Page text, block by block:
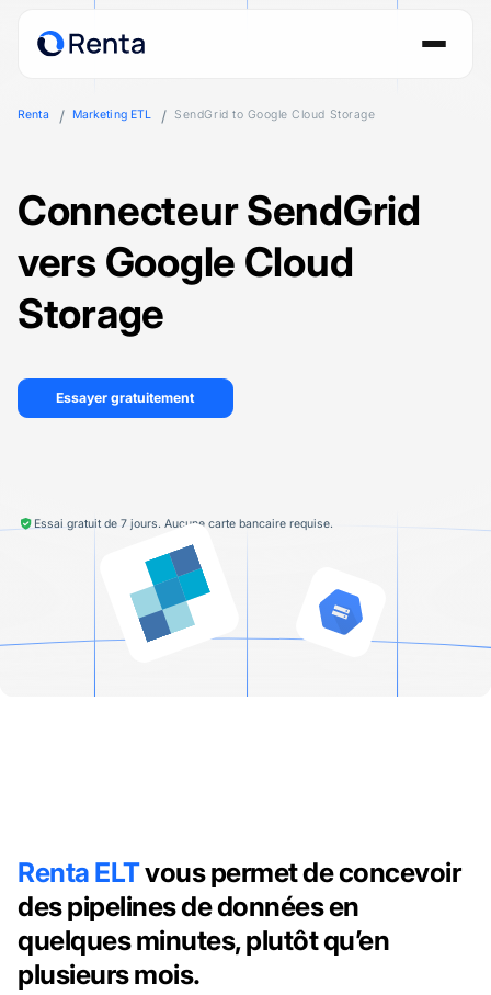
Renta Marketing ETL SendGrid to Google Cloud Storage
Connecteur SendGrid
vers Google Cloud
Storage
Essayer gratuitement
Essai gratuit de 7 jours. Aucune carte bancaire requise.
Renta ELTvous permet de concevoir
des pipelines de données en
quelques minutes, plutôt qu’en
plusieurs mois.